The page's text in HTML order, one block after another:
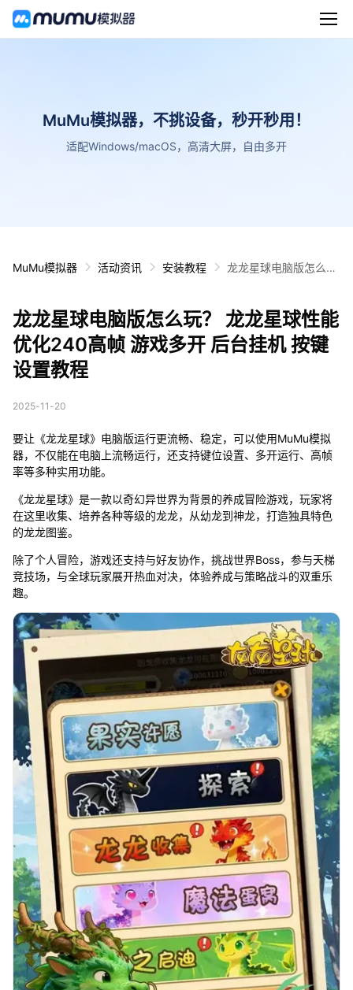
MuMu模拟器，不挑设备，秒开秒用！
适配Windows/macOS，高清大屏，自由多开
MuMu模拟器 活动资讯 安装教程
龙龙星球电脑版怎么
台挂机 按键设置教程
龙龙星球电脑版怎么玩？ 龙龙星球性能
优化240高帧 游戏多开 后台挂机 按键
设置教程
2025-11-20
要让《龙龙星球》电脑版运行更流畅、稳定，可以使用MuMu模拟
器，不仅能在电脑上流畅运行，还支持键位设置、多开运行、高帧
率等多种实用功能。
《龙龙星球》是一款以奇幻异世界为背景的养成冒险游戏，玩家将
在这里收集、培养各种等级的龙龙，从幼龙到神龙，打造独具特色
的龙龙图鉴。
除了个人冒险，游戏还支持与好友协作，挑战世界Boss，参与天梯
竞技场，与全球玩家展开热血对决，体验养成与策略战斗的双重乐
趣。